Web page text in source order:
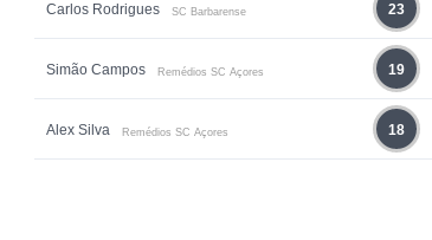
Carlos Rodrigues SC Barbarense 23
Simão Campos Remédios SC Açores 19
Alex Silva Remédios SC Açores 18